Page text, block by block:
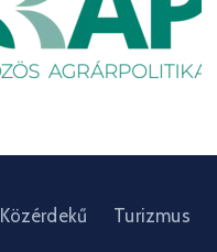
Közérdekű Turizmus